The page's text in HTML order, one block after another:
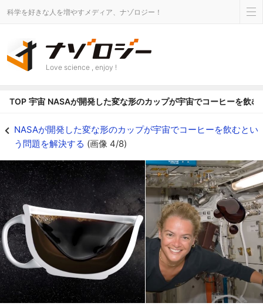
科学を好きな人を増やすメディア、ナゾロジー！
Love science , enjoy !
TOP 宇宙 NASAが開発した変な形のカップが宇宙でコーヒーを飲む
NASAが開発した変な形のカップが宇宙でコーヒーを飲むとい
う問題を解決する (画像 4/8)